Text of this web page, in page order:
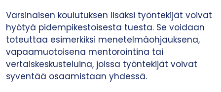
Varsinaisen koulutuksen lisäksi työntekijät voivat
hyötyä pidempikestoisesta tuesta. Se voidaan
toteuttaa esimerkiksi menetelmäohjauksena,
vapaamuotoisena mentorointina tai
vertaiskeskusteluina, joissa työntekijät voivat
syventää osaamistaan yhdessä.